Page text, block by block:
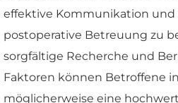
effektive Kommunikation und
postoperative Betreuung zu
sorgfältige Recherche und
Faktoren können Betroffene
möglicherweise eine